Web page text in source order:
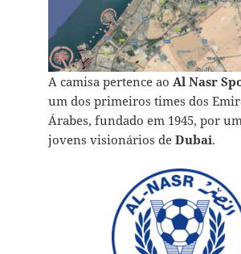
A camisa pertence ao Al Nasr
um dos primeiros times dos
Árabes, fundado em 1945, por
jovens visionários de Dubai.